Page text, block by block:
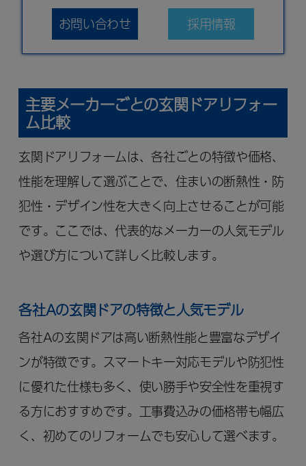
お問い合わせ 採用情報
主要メーカーごとの玄関ドアリフォー
ム比較
玄関ドアリフォームは、各社ごとの特徴や価格、
性能を理解して選ぶことで、住まいの断熱性・防
犯性・デザイン性を大きく向上させることが可能
です。ここでは、代表的なメーカーの人気モデル
や選び方について詳しく比較します。
各社Aの玄関ドアの特徴と人気モデル
各社Aの玄関ドアは高い断熱性能と豊富なデザイ
ンが特徴です。スマートキー対応モデルや防犯性
に優れた仕様も多く、使い勝手や安全性を重視す
る方におすすめです。工事費込みの価格帯も幅広
く、初めてのリフォームでも安心して選べます。